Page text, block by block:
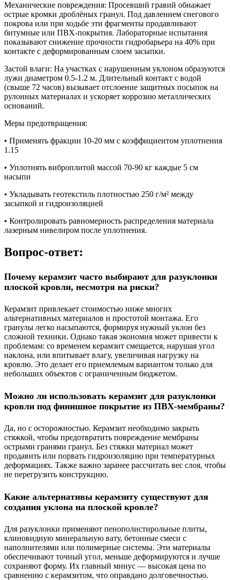
Механические повреждения: Просевший гравий обнажает
острые кромки дроблёных гранул. Под давлением снегового
покрова или при ходьбе эти фрагменты продавливают
битумные или ПВХ-покрытия. Лабораторные испытания
показывают снижение прочности гидробарьера на 40% при
контакте с деформированным слоем засыпки.
Застой влаги: На участках с нарушенным уклоном образуются
лужи диаметром 0.5-1.2 м. Длительный контакт с водой
(свыше 72 часов) вызывает отслоение защитных посыпок на
рулонных материалах и ускоряет коррозию металлических
оснований.
Меры предотвращения:
• Применять фракции 10-20 мм с коэффициентом уплотнения
1.15
• Уплотнять виброплитой массой 70-90 кг каждые 5 см
насыпи
• Укладывать геотекстиль плотностью 250 г/м² между
засыпкой и гидроизоляцией
• Контролировать равномерность распределения материала
лазерным нивелиром после уплотнения.
Вопрос-ответ:
Почему керамзит часто выбирают для разуклонки
плоской кровли, несмотря на риски?
Керамзит привлекает стоимостью ниже многих
альтернативных материалов и простотой монтажа. Его
гранулы легко насыпаются, формируя нужный уклон без
сложной техники. Однако такая экономия может привести к
проблемам: со временем керамзит смещается, нарушая угол
наклона, или впитывает влагу, увеличивая нагрузку на
кровлю. Это делает его приемлемым вариантом только для
небольших объектов с ограниченным бюджетом.
Можно ли использовать керамзит для разуклонки
кровли под финишное покрытие из ПВХ-мембраны?
Да, но с осторожностью. Керамзит необходимо закрыть
стяжкой, чтобы предотвратить повреждение мембраны
острыми гранями гранул. Без стяжки материал может
продавить или порвать гидроизоляцию при температурных
деформациях. Также важно заранее рассчитать вес слоя, чтобы
не перегрузить конструкцию.
Какие альтернативы керамзиту существуют для
создания уклона на плоской кровле?
Для разуклонки применяют пенополистирольные плиты,
клиновидную минеральную вату, бетонные смеси с
наполнителями или полимерные системы. Эти материалы
обеспечивают точный угол, меньше деформируются и лучше
сохраняют форму. Их главный минус — высокая цена по
сравнению с керамзитом, что оправдано долговечностью.